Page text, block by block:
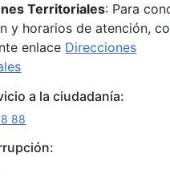
Territoriales: Para
y horarios de atención,
enlace Direcciones
a la ciudadanía:
88